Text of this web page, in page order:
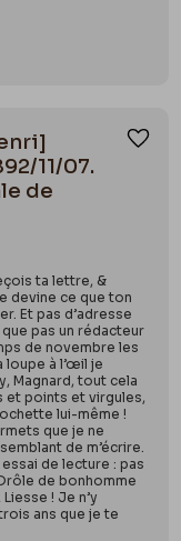
11/07.
de
ta lettre, &
devine ce que ton
Et pas d’adresse
pas un rédacteur
de novembre les
loupe à l’œil je
Magnard, tout cela
et points et virgules,
lui-même !
que je ne
de m’écrire.
de lecture : pas
de bonhomme
! Je n’y
ans que je te